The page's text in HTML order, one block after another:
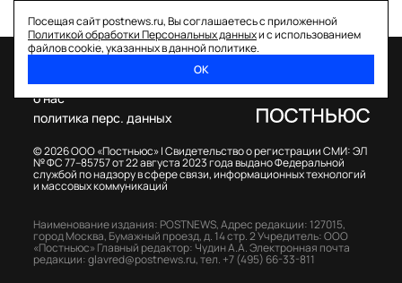
Посещая сайт postnews.ru, Вы соглашаетесь с приложенной
Политикой обработки Персональных данныхи с использованием
файлов cookie, указанных в данной политике.
ОК
© 2026 ООО «Постньюс» |Свидетельство о регистрации СМИ: ЭЛ
№ ФС 77–85757 от 22 августа 2023 года выдано Федеральной
службой по надзору в сфере связи, информационных технологий
и массовых коммуникаций
о нас
политика перс. данных
Наименование издания: POSTNEWS,Адрес редакции: 127015,
город Москва, Бумажный проезд, д. 14 стр. 2Учредитель: ООО
«Постньюс» Главный редактор: Чудин А.А.Электронная почта
редакции:glavred@postnews.ru,тел. +7 (495) 66-33-811